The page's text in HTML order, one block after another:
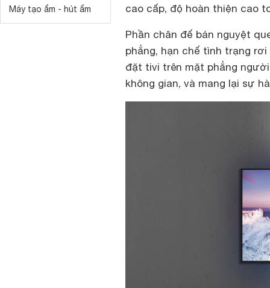
Máy tạo ẩm - hút ẩm
cao cấp, độ hoàn thiện cao
Phần chân đế bán nguyệt
phẳng, hạn chế tình trạng
đặt tivi trên mặt phẳng
không gian, và mang lại sự